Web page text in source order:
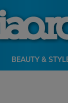
BEAUTY &